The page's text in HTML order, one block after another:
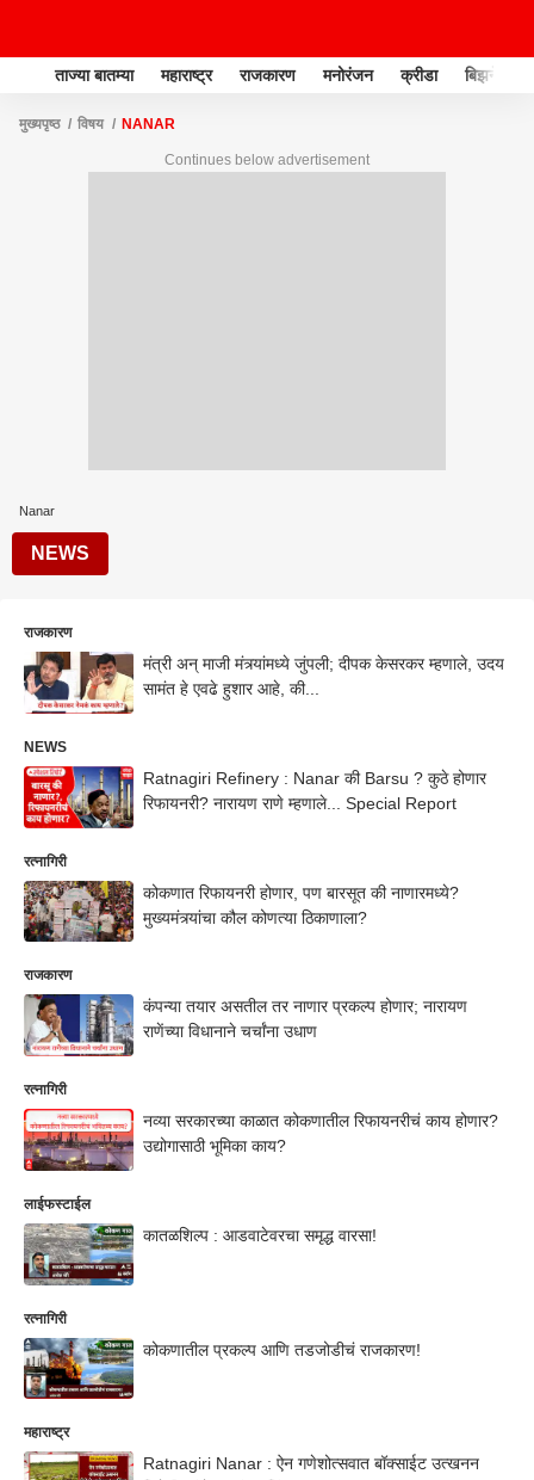
ताज्या बातम्या महाराष्ट्र राजकारण मनोरंजन क्रीडा बिझनेस
मुख्यपृष्ठ विषय NANAR
Continues below advertisement
Nanar
NEWS
राजकारण
मंत्री अन् माजी मंत्र्यांमध्ये जुंपली; दीपक केसरकर म्हणाले, उदय
सामंत हे एवढे हुशार आहे, की...
NEWS
Ratnagiri Refinery : Nanar की Barsu ? कुठे होणार
रिफायनरी? नारायण राणे म्हणाले... Special Report
रत्नागिरी
कोकणात रिफायनरी होणार, पण बारसूत की नाणारमध्ये?
मुख्यमंत्र्यांचा कौल कोणत्या ठिकाणाला?
राजकारण
कंपन्या तयार असतील तर नाणार प्रकल्प होणार; नारायण
राणेंच्या विधानाने चर्चांना उधाण
रत्नागिरी
नव्या सरकारच्या काळात कोकणातील रिफायनरीचं काय होणार?
उद्योगासाठी भूमिका काय?
लाईफस्टाईल
कातळशिल्प : आडवाटेवरचा समृद्ध वारसा!
रत्नागिरी
कोकणातील प्रकल्प आणि तडजोडीचं राजकारण!
महाराष्ट्र
Ratnagiri Nanar : ऐन गणेशोत्सवात बॉक्साईट उत्खनन